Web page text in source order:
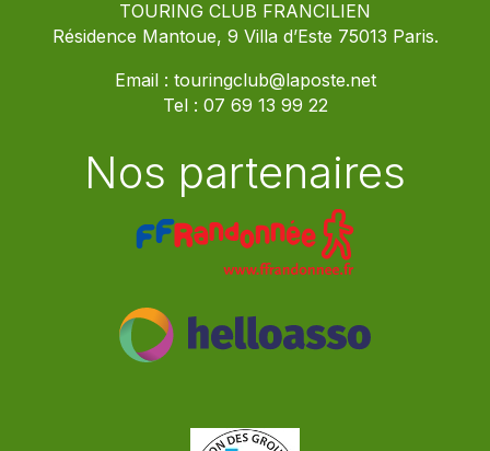
TOURING CLUB FRANCILIEN
Résidence Mantoue, 9 Villa d’Este 75013 Paris.
Email : touringclub@laposte.net
Tel : 07 69 13 99 22
Nos partenaires